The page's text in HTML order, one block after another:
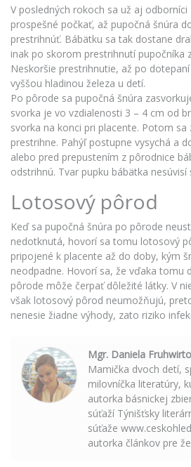
V posledných rokoch sa už aj
prospešné počkať, až pupočná šnúra
prestrihnúť. Bábätku sa tak dostane
inak po skorom prestrihnutí pupočníka
Neskoršie prestrihnutie, až po dotepaní
vyššou hladinou železa u detí.
Po pôrode sa pupočná šnúra
svorka je vo vzdialenosti 3 – 4 cm od
svorka na konci pri placente. Potom sa
prestrihne. Pahýľ postupne vysychá a
alebo pred prepustením z pôrodnice
odstrihnú. Tvar pupku bábätka
Lotosový pôrod
Keď sa pupočná šnúra po pôrode
nedotknutá, hovorí sa tomu lotosový
pripojené k placente až do doby, kým
neodpadne. Hovorí sa, že vďaka tomu
pôrode môže čerpať dôležité látky. V
však lotosový pôrod neumožňujú,
nenesie žiadne výhody, zato riziko
Mgr. Daniela
Mamička dvoch detí,
milovníčka literatúry,
autorka básnickej
súťaží Týnišťsky
súťaže
autorka článkov pre